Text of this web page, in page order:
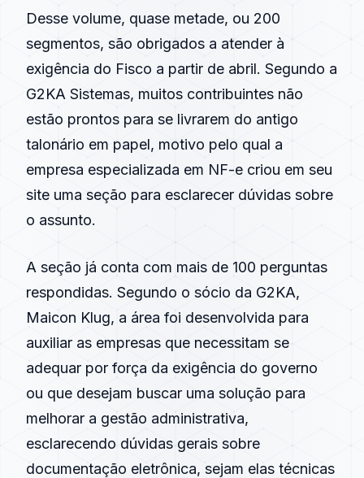
Desse volume, quase metade, ou 200
segmentos, são obrigados a atender à
exigência do Fisco a partir de abril. Segundo a
G2KA Sistemas, muitos contribuintes não
estão prontos para se livrarem do antigo
talonário em papel, motivo pelo qual a
empresa especializada em NF-e criou em seu
site uma seção para esclarecer dúvidas sobre
o assunto.
A seção já conta com mais de 100 perguntas
respondidas. Segundo o sócio da G2KA,
Maicon Klug, a área foi desenvolvida para
auxiliar as empresas que necessitam se
adequar por força da exigência do governo
ou que desejam buscar uma solução para
melhorar a gestão administrativa,
esclarecendo dúvidas gerais sobre
documentação eletrônica, sejam elas técnicas